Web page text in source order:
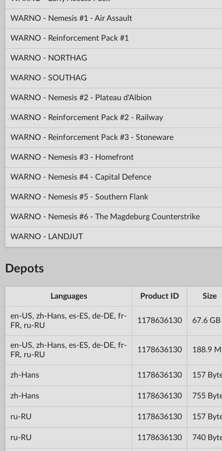
WARNO - Nemesis #1 - Air Assault
WARNO - Reinforcement Pack #1
WARNO - NORTHAG
WARNO - SOUTHAG
WARNO - Nemesis #2 - Plateau d'Albion
WARNO - Reinforcement Pack #2 - Railway
WARNO - Reinforcement Pack #3 - Stoneware
WARNO - Nemesis #3 - Homefront
WARNO - Nemesis #4 - Capital Defence
WARNO - Nemesis #5 - Southern Flank
WARNO - Nemesis #6 - The Magdeburg Counterstrike
WARNO - LANDJUT
Depots
Languages Product ID Size
en-US, zh-Hans, es-ES, de-DE, fr-
FR, ru-RU
1178636130 67.6 GB
en-US, zh-Hans, es-ES, de-DE, fr-
FR, ru-RU
1178636130 188.9
zh-Hans 1178636130 157
zh-Hans 1178636130 755
ru-RU 1178636130 157
ru-RU 1178636130 740